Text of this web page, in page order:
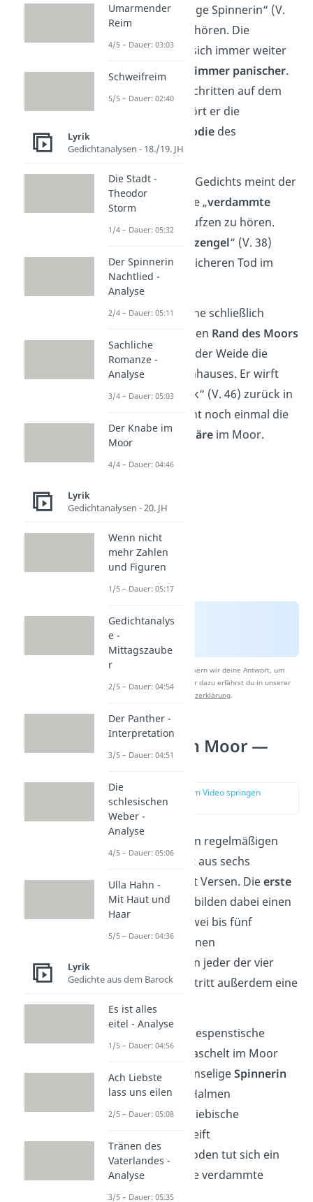
meint er, die „unselige Spinnerin“ (V.
22) im Gestrüpp zu hören. Die
Spannung steigert sich immer weiter
und der Junge wird
immer panischer.
In seinen eigenen Schritten auf dem
unebenen Boden hört er die
gespenstische Melodie des
Geigenmanns.
Am Höhepunkt des Gedichts meint der
Junge schließlich, die „verdammte
“ (V. 35) seufzen zu hören.
Schutzengel“ (V. 38)
rettet ihn vor dem sicheren Tod im
Moor.
In der letzten Strophe schließlich
erreicht der Junge den Rand des Moors
und erkennt neben der Weide die
Lampe seines Elternhauses. Er wirft
einen „scheuen Blick“ (V. 46) zurück in
die Heide und betont noch einmal die
schaurige Atmosphäre im Moor.
Nach Beantwortung speichern wir deine Antwort, um
Studyflix zu verbessern. Mehr dazu erfährst du in unserer
Datenschutzerklärung.
Der Knabe im Moor —
Aufbau
zur Stelle im Video springen
(01:52)
Die Ballade hat einen regelmäßigen
Aufbau und besteht aus sechs
Strophen mit je acht Versen. Dieerste
undletzte Strophe
bilden dabei einen
Rahmen
. Strophe zwei bis fünf
hingegen formen einen
. In jeder der vier
mittleren Strophen tritt außerdem eine
Geistergestalt auf.
Strophe 2:
der gespenstische
Gräberknecht
raschelt im Moor
Strophe 3:
die unseligeSpinnerin
knistert in den Halmen
Strophe 4:der diebische
pfeift
Strophe 5: Im Boden tut sich ein
Spalt auf und die verdammte
Margretseufzt
Umarmender
Reim
4/5 – Dauer: 03:03
Schweifreim
5/5 – Dauer: 02:40
Lyrik
Gedichtanalysen - 18./19. JH
Die Stadt -
Theodor
Storm
1/4 – Dauer: 05:32
Der Spinnerin
Nachtlied -
Analyse
2/4 – Dauer: 05:11
Sachliche
Romanze -
Analyse
3/4 – Dauer: 05:03
Der Knabe im
Moor
4/4 – Dauer: 04:46
Lyrik
Gedichtanalysen - 20. JH
Wenn nicht
mehr Zahlen
und Figuren
1/5 – Dauer: 05:17
Gedichtanalys
e -
Mittagszaube
r
2/5 – Dauer: 04:54
Der Panther -
Interpretation
3/5 – Dauer: 04:51
Die
schlesischen
Weber -
Analyse
4/5 – Dauer: 05:06
Ulla Hahn -
Mit Haut und
Haar
5/5 – Dauer: 04:36
Lyrik
Gedichte aus dem Barock
Es ist alles
eitel - Analyse
1/5 – Dauer: 04:56
Ach Liebste
lass uns eilen
2/5 – Dauer: 05:08
Tränen des
Vaterlandes -
Analyse
3/5 – Dauer: 05:35